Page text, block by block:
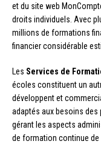
et du site web
droits individuels. Avec
millions de formations
financier considérable
Les Services de
écoles constituent un
développent et
adaptés aux besoins
gérant les aspects
de formation continue de